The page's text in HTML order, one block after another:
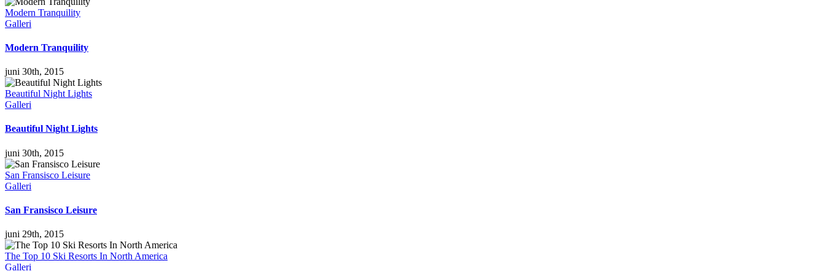
Modern Tranquility
Galleri
Modern Tranquility
juni 30th, 2015
Beautiful Night Lights
Galleri
Beautiful Night Lights
juni 30th, 2015
San Fransisco Leisure
Galleri
San Fransisco Leisure
juni 29th, 2015
The Top 10 Ski Resorts In North America
Galleri